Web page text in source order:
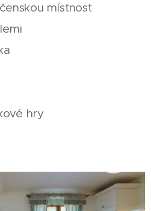
místnost
hry